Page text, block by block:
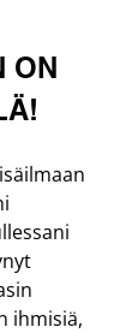
ON
ihmisiä,